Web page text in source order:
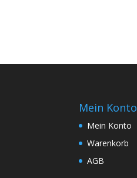
Mein Konto
Mein Konto
Warenkorb
AGB